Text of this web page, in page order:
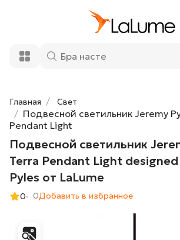
Главная Свет
Подвесной светильник Jeremy
Pendant Light
Подвесной светильник
Terra Pendant Light
Pyles от LaLume
0 0Добавить в избранное
Terra Pendant Light designed by
Pyles от LaLume